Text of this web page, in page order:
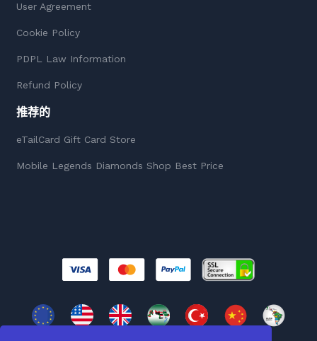
User Agreement
Cookie Policy
PDPL Law Information
Refund Policy
推荐的
eTailCard Gift Card Store
Mobile Legends Diamonds Shop Best Price